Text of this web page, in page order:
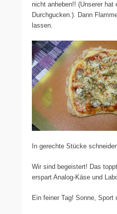
nicht anheben!! (Unserer hat
Durchgucken.). Dann
lassen.
In gerechte Stücke
Wir sind begeistert! Das
erspart Analog-Käse und
Ein feiner Tag! Sonne,